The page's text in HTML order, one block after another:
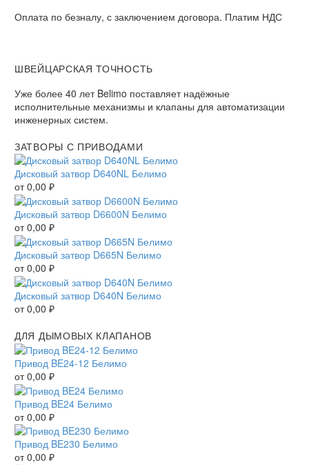
Оплата по безналу, с заключением договора. Платим НДС​
ШВЕЙЦАРСКАЯ ТОЧНОСТЬ
Уже более 40 лет Belimo поставляет надёжные
исполнительные механизмы и клапаны для автоматизации
инженерных систем.
ЗАТВОРЫ С ПРИВОДАМИ
Дисковый затвор D640NL Белимо
от0,00 ₽
Дисковый затвор D6600N Белимо
от0,00 ₽
Дисковый затвор D665N Белимо
от0,00 ₽
Дисковый затвор D640N Белимо
от0,00 ₽
ДЛЯ ДЫМОВЫХ КЛАПАНОВ
Привод BE24-12 Белимо
от0,00 ₽
Привод BE24 Белимо
от0,00 ₽
Привод BE230 Белимо
от0,00 ₽